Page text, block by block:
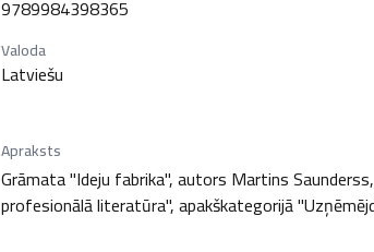
9789984398365
Valoda
Latviešu
Apraksts
Grāmata "Ideju fabrika", autors Martins
profesionālā literatūra", apakškategorijā